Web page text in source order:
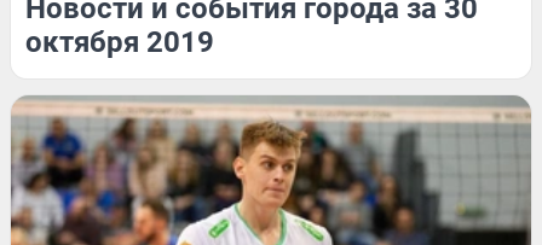
Новости и события города за 30
октября 2019